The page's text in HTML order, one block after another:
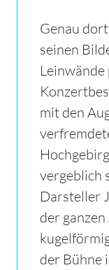
Genau
seinen
mit den
vergeblich
Darsteller
der
der Bühne